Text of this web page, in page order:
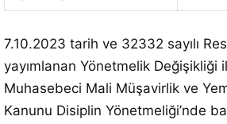
7.10.2023 tarih ve 32332 sayılı
yayımlanan Yönetmelik Değişikliği
Muhasebeci Mali Müşavirlik ve
Kanunu Disiplin Yönetmeliği’nde